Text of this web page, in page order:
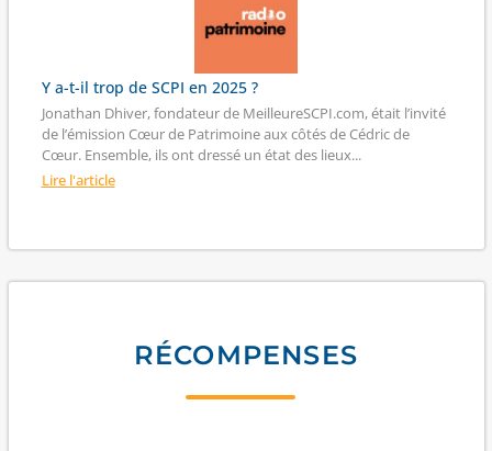
Y a-t-il trop de SCPI en 2025 ?
Jonathan Dhiver, fondateur de MeilleureSCPI.com, était l’invité
de l’émission Cœur de Patrimoine aux côtés de Cédric de
Cœur. Ensemble, ils ont dressé un état des lieux...
Lire l'article
RÉCOMPENSES